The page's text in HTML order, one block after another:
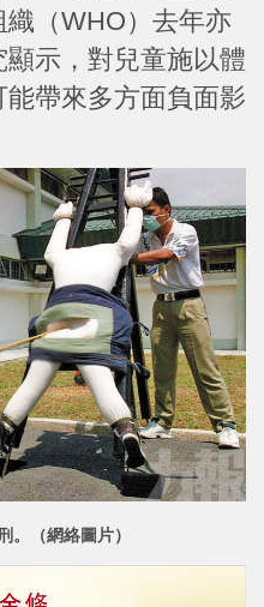
（WHO）去年亦
示，對兒童施以體
帶來多方面負面影
。（網絡圖片）